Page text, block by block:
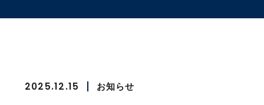
2025.12.15 お知らせ